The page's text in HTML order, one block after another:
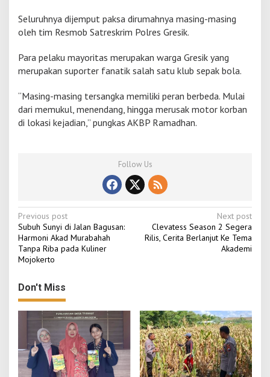
Seluruhnya dijemput paksa dirumahnya masing-masing
oleh tim Resmob Satreskrim Polres Gresik.
Para pelaku mayoritas merupakan warga Gresik yang
merupakan suporter fanatik salah satu klub sepak bola.
“Masing-masing tersangka memiliki peran berbeda. Mulai
dari memukul, menendang, hingga merusak motor korban
di lokasi kejadian,” pungkas AKBP Ramadhan.
Follow Us
P
o
s
n
a
g
a
Previous post
Subuh Sunyi di Jalan Bagusan:
Harmoni Akad Murabahah
Tanpa Riba pada Kuliner
Mojokerto
Next post
Clevatess Season 2 Segera
Rilis, Cerita Berlanjut Ke Tema
Akademi
Don't Miss